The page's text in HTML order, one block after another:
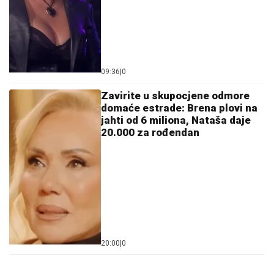
09:36 0
Zavirite u skupocjene odmore
domaće estrade: Brena plovi na
jahti od 6 miliona, Nataša daje
20.000 za rođendan
20:00 0